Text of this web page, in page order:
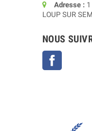
Adresse :
LOUP SUR
NOUS